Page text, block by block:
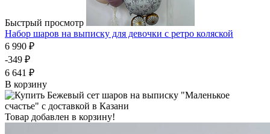
Быстрый просмотр
Набор шаров на выписку для девочки с ретро коляской
6 990 ₽
-349 ₽
6 641 ₽
В корзину
Товар добавлен в корзину!